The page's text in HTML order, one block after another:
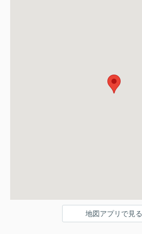
地図アプリで見る